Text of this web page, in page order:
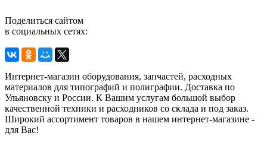
Поделиться сайтом
в социальных сетях:
Интернет-магазин оборудования, запчастей, расходных
материалов для типографий и полиграфии. Доставка по
Ульяновску и России. К Вашим услугам большой выбор
качественной техники и расходников со склада и под заказ.
Широкий ассортимент товаров в нашем интернет-магазине -
для Вас!